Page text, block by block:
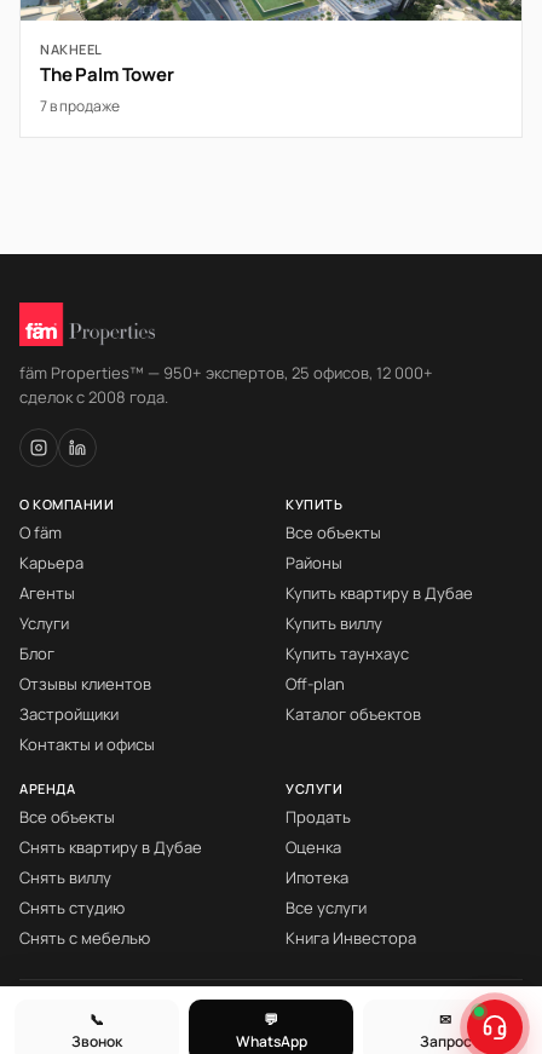
NAKHEEL
The Palm Tower
7 в продаже
📞
Звонок
💬
WhatsApp
✉
Запрос
fäm Properties™ — 950+ экспертов, 25 офисов, 12 000+
сделок с 2008 года.
О КОМПАНИИ
О fäm
Карьера
Агенты
Услуги
Блог
Отзывы клиентов
Застройщики
Контакты и офисы
КУПИТЬ
Все объекты
Районы
Купить квартиру в Дубае
Купить виллу
Купить таунхаус
Off-plan
Каталог объектов
АРЕНДА
Все объекты
Снять квартиру в Дубае
Снять виллу
Снять студию
Снять с мебелью
УСЛУГИ
Продать
Оценка
Ипотека
Все услуги
Книга Инвестора
© fäm Properties™ · ORN 1858 · С 2008